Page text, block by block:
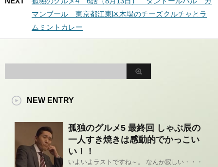
マンブール 東京都江東区木場のチーズクルチャとラ
ムミントカレー
NEW ENTRY
孤独のグルメ5 最終回 しゃぶ辰の
一人すき焼きは感動的でかっこい
い！！
いよいよラストですね～。 なんか寂しい・・・